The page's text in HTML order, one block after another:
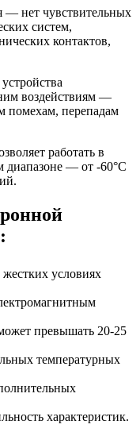
— нет чувствительных
систем,
контактов,
воздействиям —
помехам, перепадам
работать в
диапазоне — от -60°C
условиях
превышать 20-25
температурных
характеристик.